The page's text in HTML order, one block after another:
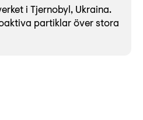
i Tjernobyl, Ukraina.
partiklar över stora